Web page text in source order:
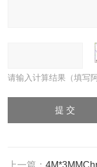
请输入计算结果（填写
上一篇：